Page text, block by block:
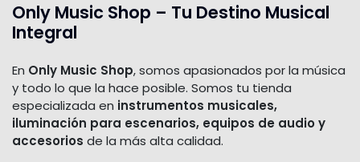
Only Music Shop – Tu Destino Musical
Integral
En Only Music Shop, somos apasionados por la música
y todo lo que la hace posible. Somos tu tienda
especializada en instrumentos musicales,
iluminación para escenarios, equipos de audio y
accesorios de la más alta calidad.